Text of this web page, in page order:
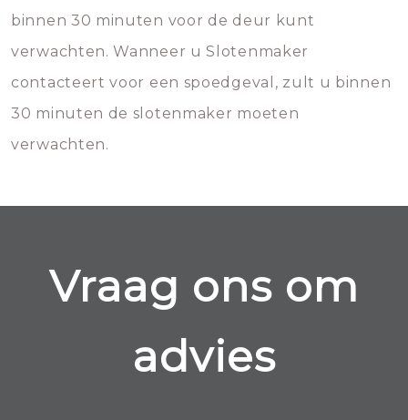
binnen 30 minuten voor de deur kunt
verwachten. Wanneer u Slotenmaker
contacteert voor een spoedgeval, zult u binnen
30 minuten de slotenmaker moeten
verwachten.
Vraag ons om
advies